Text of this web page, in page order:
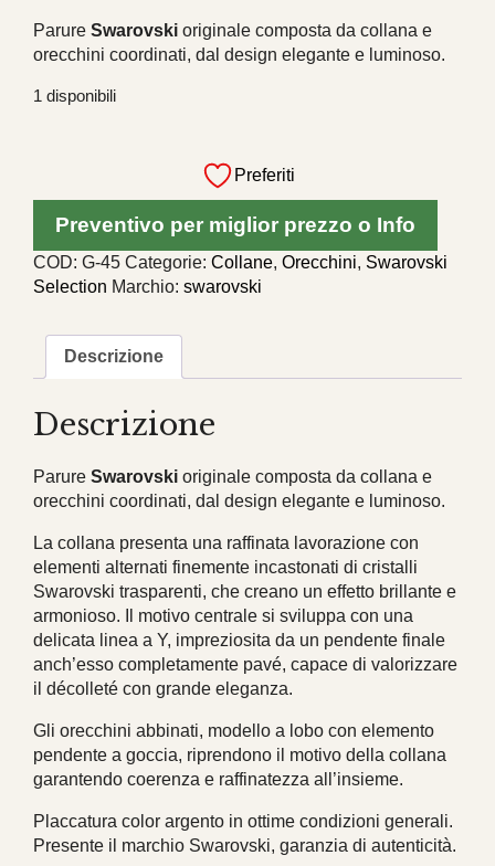
Parure Swarovski originale composta da collana e
orecchini coordinati, dal design elegante e luminoso.
1 disponibili
orecchini
coordinati
Preferiti
Preventivo per miglior prezzo o Info
COD: G-45 Categorie: Collane, Orecchini, Swarovski
Selection Marchio: swarovski
Descrizione
Descrizione
Parure Swarovski originale composta da collana e
orecchini coordinati, dal design elegante e luminoso.
La collana presenta una raffinata lavorazione con
elementi alternati finemente incastonati di cristalli
Swarovski trasparenti, che creano un effetto brillante e
armonioso. Il motivo centrale si sviluppa con una
delicata linea a Y, impreziosita da un pendente finale
anch’esso completamente pavé, capace di valorizzare
il décolleté con grande eleganza.
Gli orecchini abbinati, modello a lobo con elemento
pendente a goccia, riprendono il motivo della collana
garantendo coerenza e raffinatezza all’insieme.
Placcatura color argento in ottime condizioni generali.
Presente il marchio Swarovski, garanzia di autenticità.